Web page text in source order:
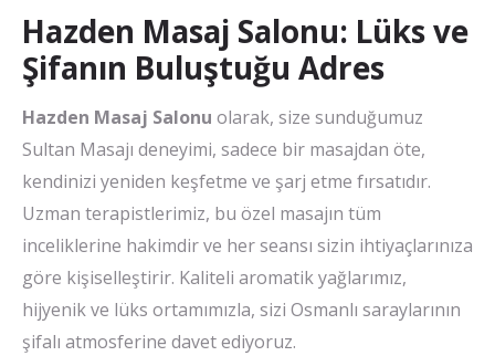
Hazden Masaj Salonu: Lüks ve
Şifanın Buluştuğu Adres
Hazden Masaj Salonu olarak, size sunduğumuz
Sultan Masajı deneyimi, sadece bir masajdan öte,
kendinizi yeniden keşfetme ve şarj etme fırsatıdır.
Uzman terapistlerimiz, bu özel masajın tüm
inceliklerine hakimdir ve her seansı sizin ihtiyaçlarınıza
göre kişiselleştirir. Kaliteli aromatik yağlarımız,
hijyenik ve lüks ortamımızla, sizi Osmanlı saraylarının
şifalı atmosferine davet ediyoruz.